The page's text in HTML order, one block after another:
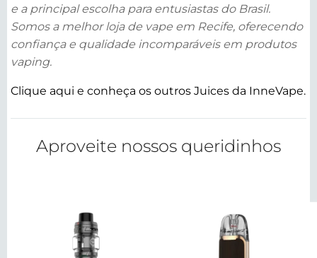
e a principal escolha para entusiastas do Brasil.
Somos a melhor loja de vape em Recife, oferecendo
confiança e qualidade incomparáveis em produtos
vaping.
Clique aqui e conheça os outros Juices da InneVape.
Aproveite nossos queridinhos